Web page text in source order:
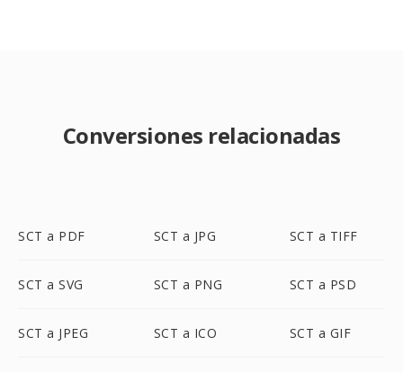
Conversiones relacionadas
SCT a PDF SCT a JPG SCT a TIFF
SCT a SVG SCT a PNG SCT a PSD
SCT a JPEG SCT a ICO SCT a GIF